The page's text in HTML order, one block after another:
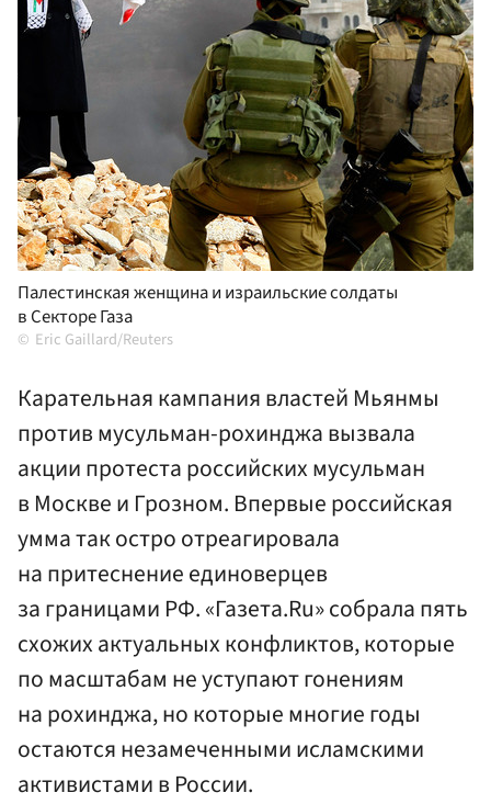
Палестинская женщина и израильские солдаты
в Секторе Газа
Eric Gaillard/Reuters
Карательная кампания властей Мьянмы
против мусульман-рохинджа вызвала
акции протеста российских мусульман
в Москве и Грозном. Впервые российская
умма так остро отреагировала
на притеснение единоверцев
за границами РФ. «Газета.Ru» собрала пять
схожих актуальных конфликтов, которые
по масштабам не уступают гонениям
на рохинджа, но которые многие годы
остаются незамеченными исламскими
активистами в России.